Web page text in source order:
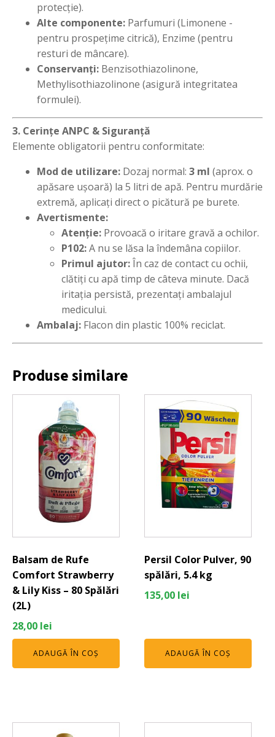
protecție).
Alte componente: Parfumuri (Limonene -
pentru prospețime citrică), Enzime (pentru
resturi de mâncare).
Conservanți: Benzisothiazolinone,
Methylisothiazolinone (asigură integritatea
formulei).
3. Cerințe ANPC & Siguranță
Elemente obligatorii pentru conformitate:
Mod de utilizare: Dozaj normal: 3 ml (aprox. o
apăsare ușoară) la 5 litri de apă. Pentru murdărie
extremă, aplicați direct o picătură pe burete.
Avertismente:
Atenție: Provoacă o iritare gravă a ochilor.
P102:A nu se lăsa la îndemâna copiilor.
Primul ajutor:În caz de contact cu ochii,
clătiți cu apă timp de câteva minute. Dacă
iritația persistă, prezentați ambalajul
medicului.
Ambalaj: Flacon din plastic 100% reciclat.
Produse similare
Balsam de Rufe
Comfort Strawberry
& Lily Kiss – 80 Spălări
(2L)
28,00 lei
ADAUGĂ ÎN COȘ
Persil Color Pulver, 90
spălări, 5.4 kg
135,00 lei
ADAUGĂ ÎN COȘ